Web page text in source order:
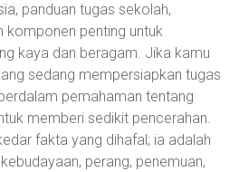
panduan tugas sekolah,
komponen penting untuk
kaya dan beragam. Jika kamu
sedang mempersiapkan tugas
pemahaman tentang
memberi sedikit pencerahan.
fakta yang dihafal; ia adalah
perang, penemuan,